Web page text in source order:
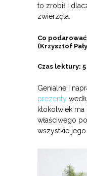
to zrobił i
zwierzęta.
Co
(Krzysztof
Czas lektury:
Genialne i
prezenty
ktokolwiek
właściwego
wszystkie